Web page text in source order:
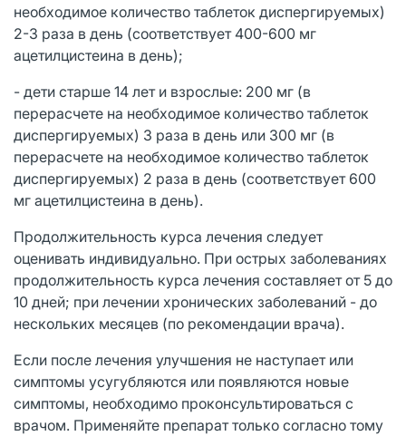
необходимое количество таблеток диспергируемых)
2-3 раза в день (соответствует 400-600 мг
ацетилцистеина в день);
- дети старше 14 лет и взрослые: 200 мг (в
перерасчете на необходимое количество таблеток
диспергируемых) 3 раза в день или 300 мг (в
перерасчете на необходимое количество таблеток
диспергируемых) 2 раза в день (соответствует 600
мг ацетилцистеина в день).
Продолжительность курса лечения следует
оценивать индивидуально. При острых заболеваниях
продолжительность курса лечения составляет от 5 до
10 дней; при лечении хронических заболеваний - до
нескольких месяцев (по рекомендации врача).
Если после лечения улучшения не наступает или
симптомы усугубляются или появляются новые
симптомы, необходимо проконсультироваться с
врачом. Применяйте препарат только согласно тому